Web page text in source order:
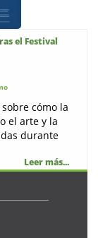
el Festival
cómo la
el arte y la
durante
Leer más...